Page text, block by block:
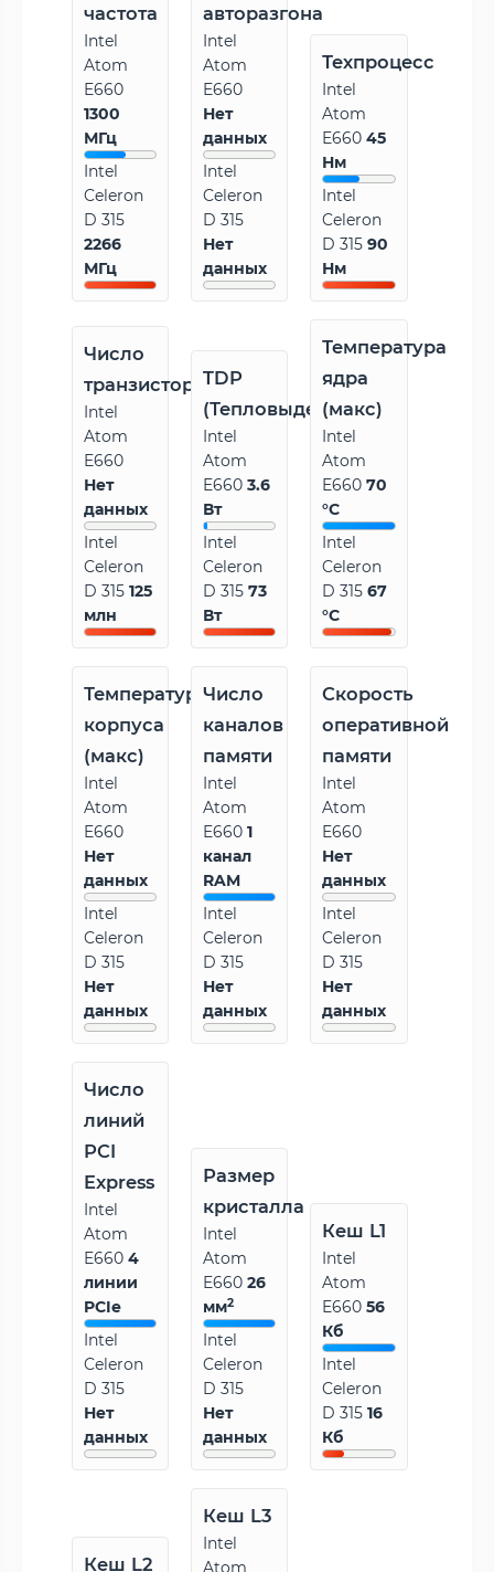
частота
Intel
Atom
E660
1300
МГц
Intel
Celeron
D 315
2266
МГц
авторазгона
Intel
Atom
E660
Нет
данных
Intel
Celeron
D 315
Нет
данных
Техпроцесс
Intel
Atom
E66045
Нм
Intel
Celeron
D 31590
Нм
Число
транзисторов
Intel
Atom
E660
Нет
данных
Intel
Celeron
D 315 125
млн
TDP
(Тепловыделение)
Intel
Atom
E6603.6
Вт
Intel
Celeron
D 31573
Вт
Температура
ядра
(макс)
Intel
Atom
E66070
°C
Intel
Celeron
D 31567
°C
Температура
корпуса
(макс)
Intel
Atom
E660
Нет
данных
Intel
Celeron
D 315
Нет
данных
Число
каналов
памяти
Intel
Atom
E6601
канал
RAM
Intel
Celeron
D 315
Нет
данных
Скорость
оперативной
памяти
Intel
Atom
E660
Нет
данных
Intel
Celeron
D 315
Нет
данных
Число
линий
PCI
Express
Intel
Atom
E660 4
линии
PCIe
Intel
Celeron
D 315
Нет
данных
Размер
кристалла
Intel
Atom
E66026
мм2
Intel
Celeron
D 315
Нет
данных
Кеш L1
Intel
Atom
E66056
Кб
Intel
Celeron
D 31516
Кб
Кеш L2
Кеш L3
Intel
Atom